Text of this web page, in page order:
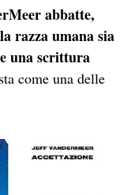
abbatte,
razza umana sia
una scrittura
come una delle